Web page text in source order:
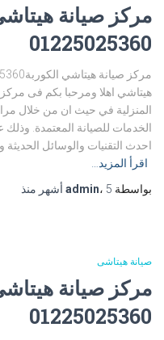
مركز صيانة
01225025360
هيتاشي اهلا ومرحبا بكم فى
المنزلية في حيث ان من خلال
الخدمات للصيانة المعتمدة.
احدث التقنيات والوسائل الحديثة
اقرأ المزيد…
بواسطة
admin، 5 أشهر منذ
صيانة هيتاشى
مركز صيانة
01225025360